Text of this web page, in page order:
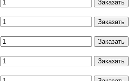
Заказать
Заказать
Заказать
Заказать